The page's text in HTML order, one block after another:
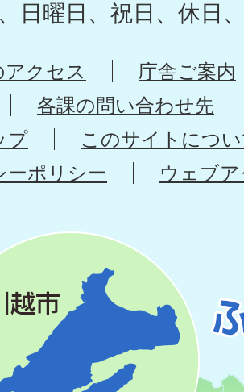
、日曜日、祝日、休日
クセス
庁舎ご案内
各課の問い合わせ先
プ
このサイトにつ
ーポリシー
ウェブ